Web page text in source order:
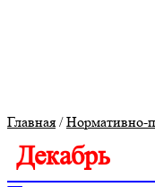
Главная /Нормативно-
Декабрь